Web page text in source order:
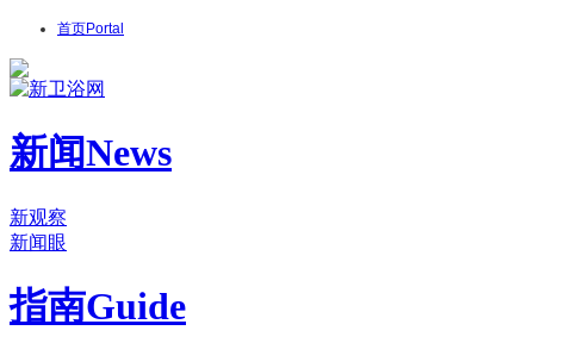
首页Portal
新闻News
新观察
新闻眼
指南Guide